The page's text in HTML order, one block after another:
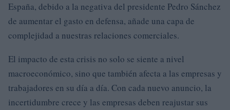
España, debido a la negativa del presidente Pedro Sánchez
de aumentar el gasto en defensa, añade una capa de
complejidad a nuestras relaciones comerciales.
El impacto de esta crisis no solo se siente a nivel
macroeconómico, sino que también afecta a las empresas y
trabajadores en su día a día. Con cada nuevo anuncio, la
incertidumbre crece y las empresas deben reajustar sus